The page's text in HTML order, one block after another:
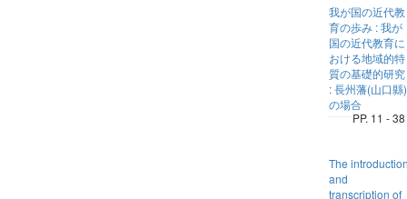
我が国の近代教
育の歩み : 我が
国の近代教育に
おける地域的特
質の基礎的研究
: 長州藩(山口縣)
の場合
PP. 11 - 38
The
and
transcription of